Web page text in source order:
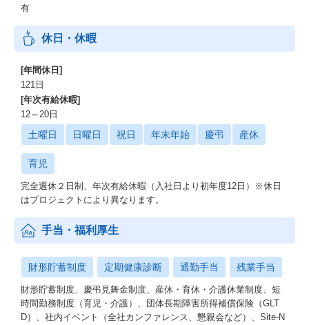
有
休日・休暇
[年間休日]
121日
[年次有給休暇]
12～20日
土曜日 日曜日 祝日 年末年始 慶弔 産休
育児
完全週休２日制、年次有給休暇（入社日より初年度12日）※休日
はプロジェクトにより異なります。
手当・福利厚生
財形貯蓄制度 定期健康診断 通勤手当 残業手当
財形貯蓄制度、慶弔見舞金制度、産休・育休・介護休業制度、短
時間勤務制度（育児・介護）、団体⻑期障害所得補償保険（GLT
D）、社内イベント（全社カンファレンス、懇親会など）、Site-N